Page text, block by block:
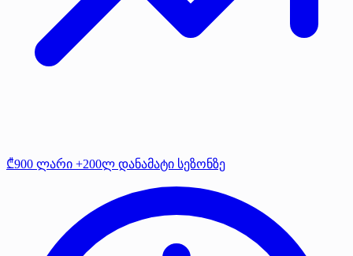
₾900 ლარი +200ლ დანამატი სეზონზე